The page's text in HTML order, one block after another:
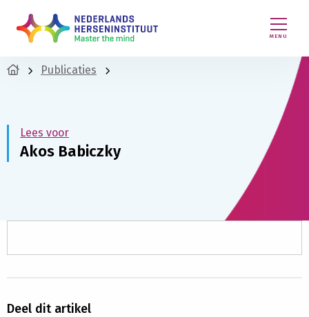
MENU
Publicaties
Lees voor
Akos Babiczky
Deel dit artikel